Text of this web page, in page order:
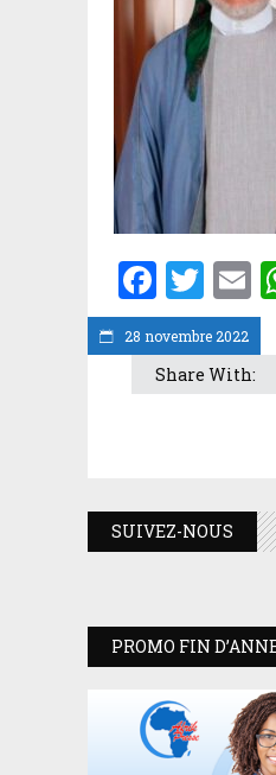
28 novembre 2022
Share With:
SUIVEZ-NOUS
PROMO FIN